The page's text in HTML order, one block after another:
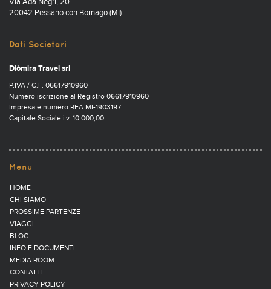
Via Ada Negri, 20
20042 Pessano con Bornago (MI)
Dati Societari
Diòmira Travel srl
P.IVA / C.F. 06617910960
Numero iscrizione al Registro 06617910960
Impresa e numero REA MI-1903197
Capitale Sociale i.v. 10.000,00
Menu
HOME
CHI SIAMO
PROSSIME PARTENZE
VIAGGI
BLOG
INFO E DOCUMENTI
MEDIA ROOM
CONTATTI
PRIVACY POLICY